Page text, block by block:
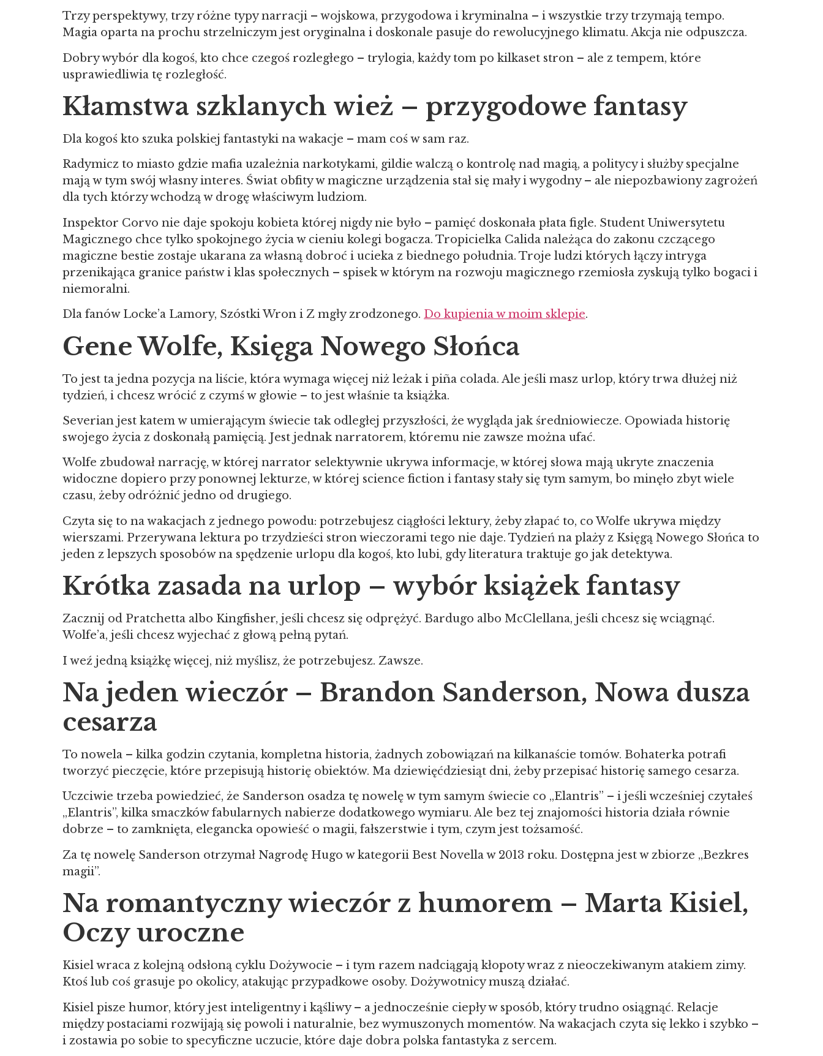
Trzy perspektywy, trzy różne typy narracji – wojskowa, przygodowa i kryminalna – i wszystkie trzy trzymają tempo.
Magia oparta na prochu strzelniczym jest oryginalna i doskonale pasuje do rewolucyjnego klimatu. Akcja nie odpuszcza.
Dobry wybór dla kogoś, kto chce czegoś rozległego – trylogia, każdy tom po kilkaset stron – ale z tempem, które
usprawiedliwia tę rozległość.
Kłamstwa szklanych wież – przygodowe fantasy
Dla kogoś kto szuka polskiej fantastyki na wakacje – mam coś w sam raz.
Radymicz to miasto gdzie mafia uzależnia narkotykami, gildie walczą o kontrolę nad magią, a politycy i służby specjalne
mają w tym swój własny interes. Świat obfity w magiczne urządzenia stał się mały i wygodny – ale niepozbawiony zagrożeń
dla tych którzy wchodzą w drogę właściwym ludziom.
Inspektor Corvo nie daje spokoju kobieta której nigdy nie było – pamięć doskonała płata figle. Student Uniwersytetu
Magicznego chce tylko spokojnego życia w cieniu kolegi bogacza. Tropicielka Calida należąca do zakonu czczącego
magiczne bestie zostaje ukarana za własną dobroć i ucieka z biednego południa. Troje ludzi których łączy intryga
przenikająca granice państw i klas społecznych – spisek w którym na rozwoju magicznego rzemiosła zyskują tylko bogaci i
niemoralni.
Dla fanów Locke’a Lamory, Szóstki Wron i Z mgły zrodzonego. Do kupienia w moim sklepie.
Gene Wolfe, Księga Nowego Słońca
To jest ta jedna pozycja na liście, która wymaga więcej niż leżak i piña colada. Ale jeśli masz urlop, który trwa dłużej niż
tydzień, i chcesz wrócić z czymś w głowie – to jest właśnie ta książka.
Severian jest katem w umierającym świecie tak odległej przyszłości, że wygląda jak średniowiecze. Opowiada historię
swojego życia z doskonałą pamięcią. Jest jednak narratorem, któremu nie zawsze można ufać.
Wolfe zbudował narrację, w której narrator selektywnie ukrywa informacje, w której słowa mają ukryte znaczenia
widoczne dopiero przy ponownej lekturze, w której science fiction i fantasy stały się tym samym, bo minęło zbyt wiele
czasu, żeby odróżnić jedno od drugiego.
Czyta się to na wakacjach z jednego powodu: potrzebujesz ciągłości lektury, żeby złapać to, co Wolfe ukrywa między
wierszami. Przerywana lektura po trzydzieści stron wieczorami tego nie daje. Tydzień na plaży z Księgą Nowego Słońca to
jeden z lepszych sposobów na spędzenie urlopu dla kogoś, kto lubi, gdy literatura traktuje go jak detektywa.
Krótka zasada na urlop – wybór książek fantasy
Zacznij od Pratchetta albo Kingfisher, jeśli chcesz się odprężyć. Bardugo albo McClellana, jeśli chcesz się wciągnąć.
Wolfe’a, jeśli chcesz wyjechać z głową pełną pytań.
I weź jedną książkę więcej, niż myślisz, że potrzebujesz. Zawsze.
Na jeden wieczór – Brandon Sanderson, Nowa dusza
cesarza
To nowela – kilka godzin czytania, kompletna historia, żadnych zobowiązań na kilkanaście tomów. Bohaterka potrafi
tworzyć pieczęcie, które przepisują historię obiektów. Ma dziewięćdziesiąt dni, żeby przepisać historię samego cesarza.
Uczciwie trzeba powiedzieć, że Sanderson osadza tę nowelę w tym samym świecie co „Elantris” – i jeśli wcześniej czytałeś
„Elantris”, kilka smaczków fabularnych nabierze dodatkowego wymiaru. Ale bez tej znajomości historia działa równie
dobrze – to zamknięta, elegancka opowieść o magii, fałszerstwie i tym, czym jest tożsamość.
Za tę nowelę Sanderson otrzymał Nagrodę Hugo w kategorii Best Novella w 2013 roku. Dostępna jest w zbiorze „Bezkres
magii”.
Na romantyczny wieczór z humorem – Marta Kisiel,
Oczy uroczne
Kisiel wraca z kolejną odsłoną cyklu Dożywocie – i tym razem nadciągają kłopoty wraz z nieoczekiwanym atakiem zimy.
Ktoś lub coś grasuje po okolicy, atakując przypadkowe osoby. Dożywotnicy muszą działać.
Kisiel pisze humor, który jest inteligentny i kąśliwy – a jednocześnie ciepły w sposób, który trudno osiągnąć. Relacje
między postaciami rozwijają się powoli i naturalnie, bez wymuszonych momentów. Na wakacjach czyta się lekko i szybko –
i zostawia po sobie to specyficzne uczucie, które daje dobra polska fantastyka z sercem.